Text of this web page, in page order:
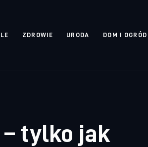
ZDROWIE URODA DOM I OGRÓD
– tylko jak